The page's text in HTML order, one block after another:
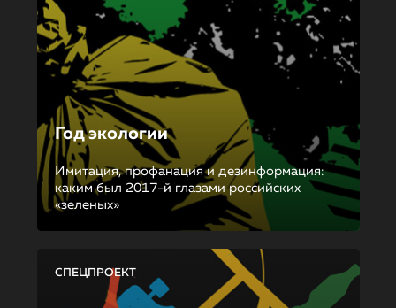
Год экологии
Имитация, профанация и дезинформация:
каким был 2017-й глазами российских
«зеленых»
СПЕЦПРОЕКТ